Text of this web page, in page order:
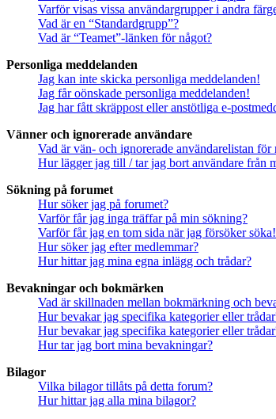
Varför visas vissa användargrupper i andra
Vad är en “Standardgrupp”?
Vad är “Teamet”-länken för något?
Personliga meddelanden
Jag kan inte skicka personliga meddelanden!
Jag får oönskade personliga meddelanden!
Jag har fått skräppost eller anstötliga e-
Vänner och ignorerade användare
Vad är vän- och ignorerade användarelistan för
Hur lägger jag till / tar jag bort användare från
Sökning på forumet
Hur söker jag på forumet?
Varför får jag inga träffar på min sökning?
Varför får jag en tom sida när jag försöker
Hur söker jag efter medlemmar?
Hur hittar jag mina egna inlägg och trådar?
Bevakningar och bokmärken
Vad är skillnaden mellan bokmärkning och
Hur bevakar jag specifika kategorier eller
Hur bevakar jag specifika kategorier eller
Hur tar jag bort mina bevakningar?
Bilagor
Vilka bilagor tillåts på detta forum?
Hur hittar jag alla mina bilagor?